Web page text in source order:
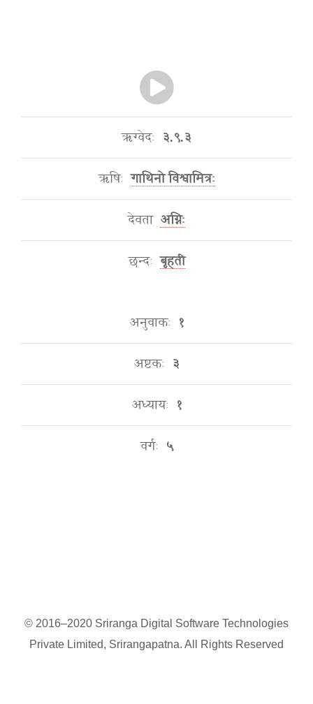
ऋग्वेदः ३.९.३
ऋषिः गाथिनो विश्वामित्रः
देवता अग्निः
छन्दः बृहती
अनुवाकः १
अष्टकः ३
अध्यायः १
वर्गः ५
© 2016–2020 Sriranga Digital Software Technologies
Private Limited, Srirangapatna. All Rights Reserved